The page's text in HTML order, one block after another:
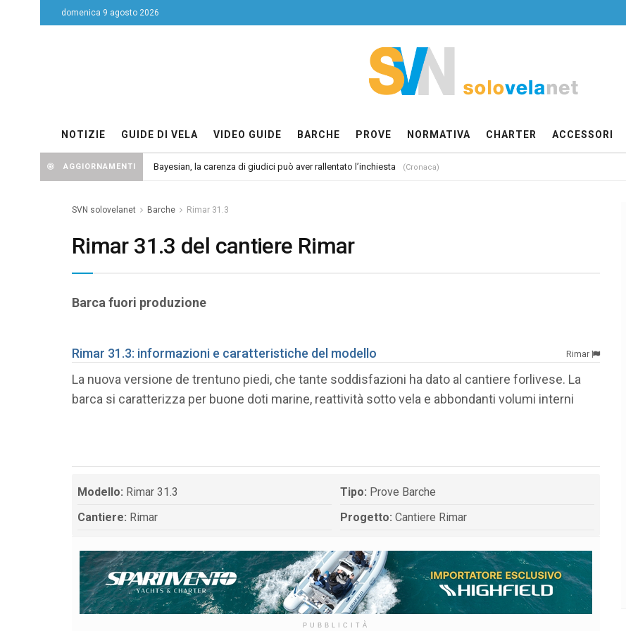
domenica 9 agosto 2026
NOTIZIE GUIDE DI VELA VIDEO GUIDE BARCHE PROVE NORMATIVA CHARTER ACCESSORI
AGGIORNAMENTI Bayesian, la carenza di giudici può aver rallentato l’inchiesta (Cronaca)
SVN solovelanet Barche Rimar 31.3
Rimar 31.3 del cantiere Rimar
Barca fuori produzione
Rimar 31.3: informazioni e caratteristiche del modello Rimar
La nuova versione de trentuno piedi, che tante soddisfazioni ha dato al cantiere forlivese. La
barca si caratterizza per buone doti marine, reattività sotto vela e abbondanti volumi interni
Modello: Rimar 31.3
Cantiere: Rimar
Tipo: Prove Barche
Progetto: Cantiere Rimar
PUBBLICITÀ